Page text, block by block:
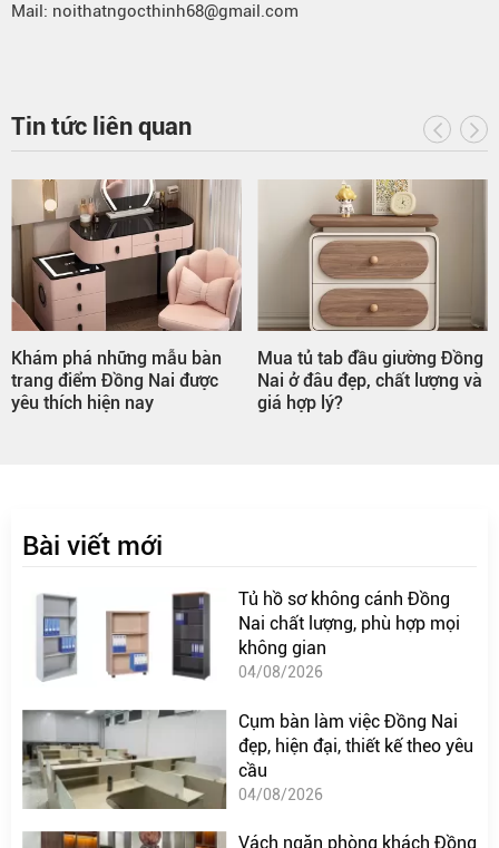
Mail: noithatngocthinh68@gmail.com
Tin tức liên quan
Khám phá những mẫu bàn
trang điểm Đồng Nai được
yêu thích hiện nay
Mua tủ tab đầu giường Đồng
Nai ở đâu đẹp, chất lượng và
giá hợp lý?
Bài viết mới
Tủ hồ sơ không cánh Đồng
Nai chất lượng, phù hợp mọi
không gian
04/08/2026
Cụm bàn làm việc Đồng Nai
đẹp, hiện đại, thiết kế theo yêu
cầu
04/08/2026
Vách ngăn phòng khách Đồng